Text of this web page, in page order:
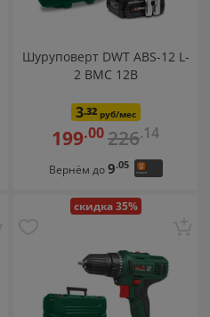
Шуруповерт DWT ABS-12 L-
2 BMC 12В
3.32руб/мес
199.00226.14
Вернём до9.05
скидка 35%